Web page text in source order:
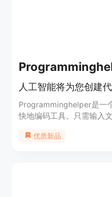
人工智能将为您创建
Programminghelper是一
快地编码工具。只需输入
器，还是一个可以帮助您
优质新品